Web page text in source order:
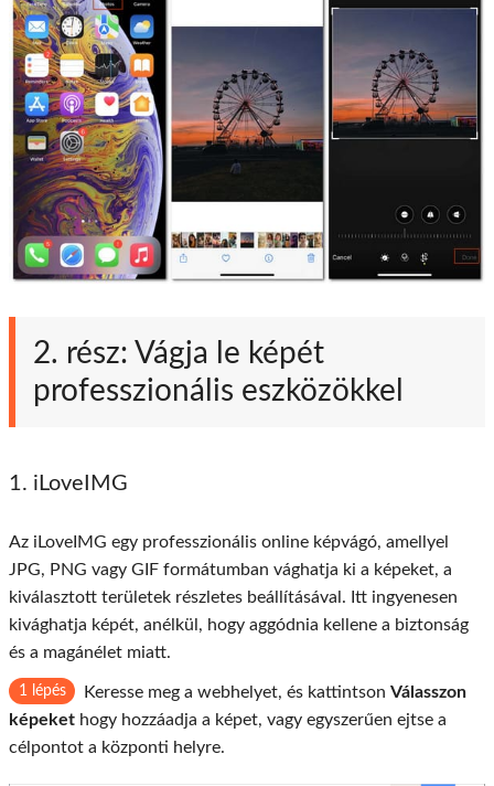
2. rész: Vágja le képét
professzionális eszközökkel
1. iLoveIMG
Az iLoveIMG egy professzionális online képvágó, amellyel
JPG, PNG vagy GIF formátumban vághatja ki a képeket, a
kiválasztott területek részletes beállításával. Itt ingyenesen
kivághatja képét, anélkül, hogy aggódnia kellene a biztonság
és a magánélet miatt.
1 lépés Keresse meg a webhelyet, és kattintson Válasszon
képeket hogy hozzáadja a képet, vagy egyszerűen ejtse a
célpontot a központi helyre.